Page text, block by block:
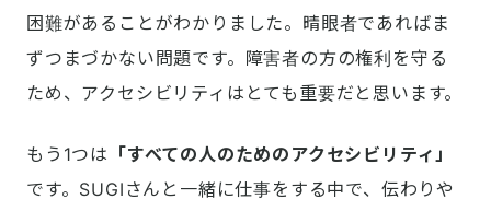
困難があることがわかりました。晴眼者であればま
ずつまづかない問題です。障害者の方の権利を守る
ため、アクセシビリティはとても重要だと思います。
もう1つは 「すべての人のためのアクセシビリティ」
です。SUGIさんと一緒に仕事をする中で、伝わりや